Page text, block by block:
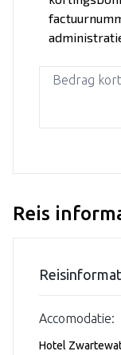
Bedrag
Reis
Accomodatie:
Hotel